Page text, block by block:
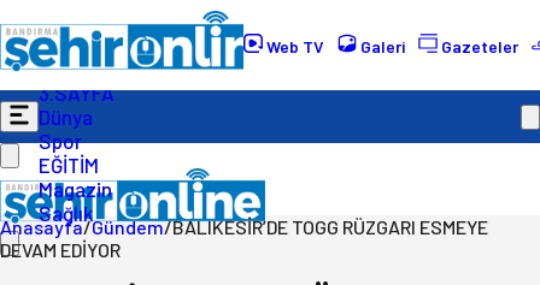
Web TV Galeri Gazeteler
Gündem
Ekonomi
Politika
3.SAYFA
Dünya
Spor
EĞİTİM
Magazin
Sağlık
Anasayfa/Gündem/BALIKESİR’DE TOGG RÜZGARI ESMEYE
DEVAM EDİYOR